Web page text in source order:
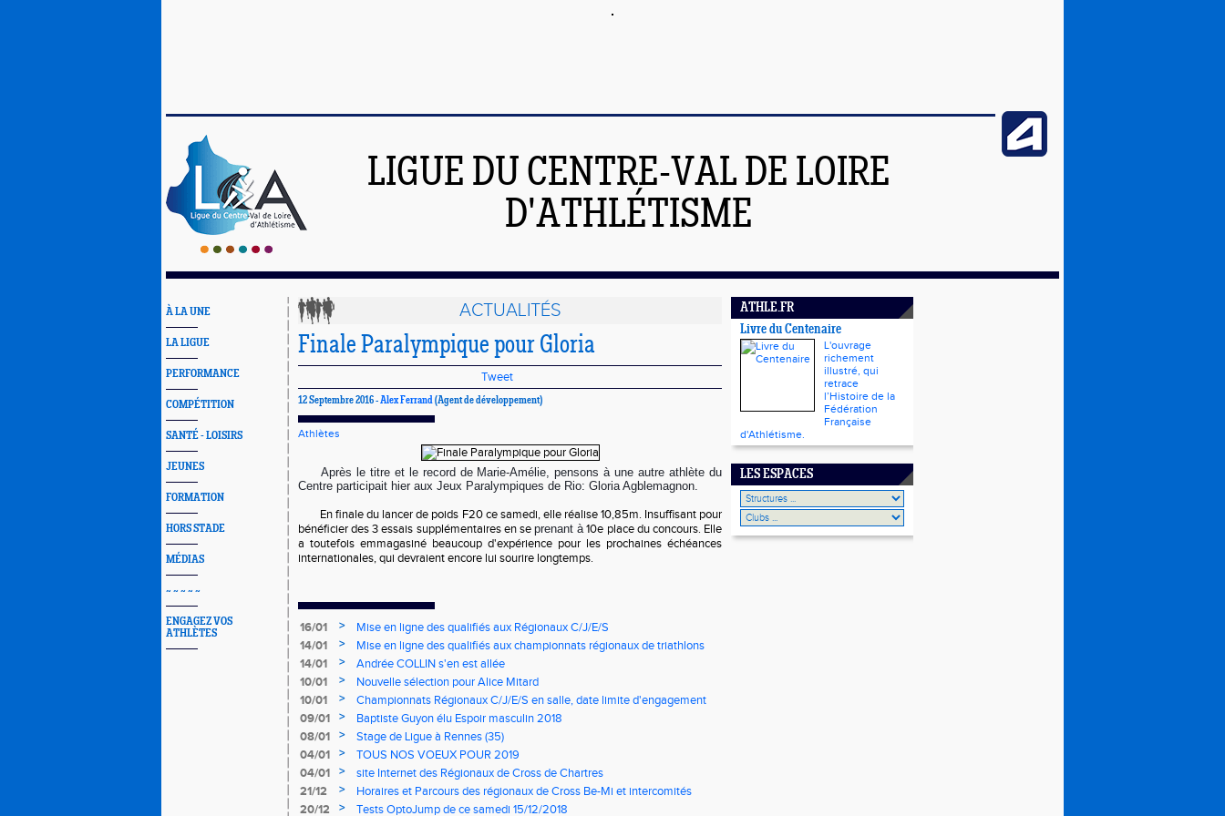
LIGUE DU CENTRE-VAL DE LOIRE
D'ATHLÉTISME
À LA UNE
LA LIGUE
PERFORMANCE
COMPÉTITION
SANTÉ - LOISIRS
JEUNES
FORMATION
HORS STADE
MÉDIAS
~ ~ ~ ~ ~
ENGAGEZ VOS
ATHLÈTES
ACTUALITÉS
Finale Paralympique pour Gloria
Tweet
12 Septembre 2016 -Alex Ferrand(Agent de développement)
Athlètes
Après le titre et le record de Marie-Amélie, pensons à une autre athlète du
Centre participait hier aux Jeux Paralympiques de Rio: Gloria Agblemagnon.
En finale du lancer de poids F20 ce samedi, elle réalise 10,85m. Insuffisant pour
bénéficier des 3 essais supplémentaires en seprenant à10e place du concours. Elle
a toutefois emmagasiné beaucoup d'expérience pour les prochaines échéances
internationales, qui devraient encore lui sourire longtemps.
16/01 >
Mise en ligne des qualifiés aux Régionaux C/J/E/S
14/01
>
Mise en ligne des qualifiés aux championnats régionaux de triathlons
14/01
>
Andrée COLLIN s'en est allée
10/01
>
Nouvelle sélection pour Alice Mitard
10/01
>
Championnats Régionaux C/J/E/S en salle, date limite d'engagement
mercredi à 9h00
09/01 >
Baptiste Guyon élu Espoir masculin 2018
08/01
>
Stage de Ligue à Rennes (35)
04/01
>
TOUS NOS VOEUX POUR 2019
04/01
>
site Internet des Régionaux de Cross de Chartres
21/12
>
Horaires et Parcours des régionaux de Cross Be-Mi et intercomités
20/12
> Tests OptoJump de ce samedi 15/12/2018
ATHLE.FR
Livre du Centenaire
L'ouvrage
richement
illustré, qui
retrace
l’Histoire de la
Fédération
Française
d'Athlétisme.
LES ESPACES